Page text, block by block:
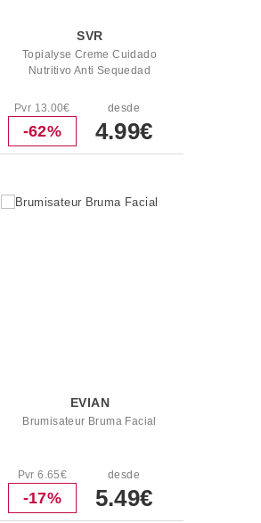
SVR
Topialyse Creme Cuidado
Nutritivo Anti Sequedad
Pvr 13.00€
-62%
desde
4.99€
EVIAN
Brumisateur Bruma Facial
Pvr 6.65€
-17%
desde
5.49€